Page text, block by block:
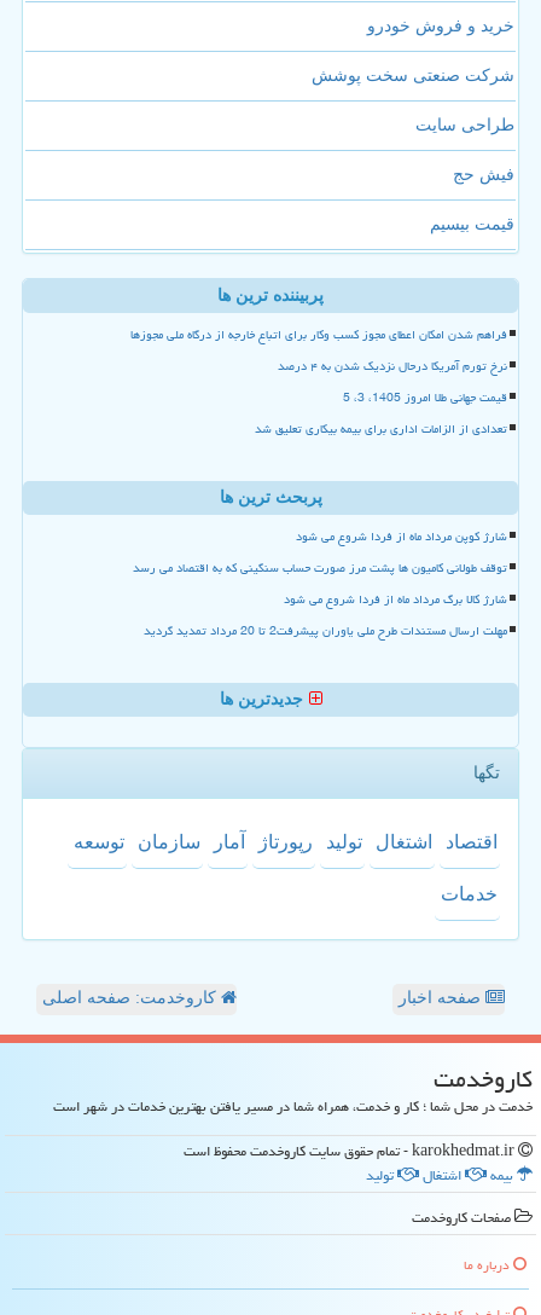
خرید و فروش خودرو
شرکت صنعتی سخت پوشش
طراحی سایت
فیش حج
قیمت بیسیم
پربیننده ترین ها
فراهم شدن امکان اعطای مجوز کسب وکار برای اتباع خارجه از درگاه ملی مجوزها
نرخ تورم آمریکا درحال نزدیک شدن به ۴ درصد
قیمت جهانی طلا امروز 1405، 3، 5
تعدادی از الزامات اداری برای بیمه بیکاری تعلیق شد
پربحث ترین ها
شارژ کوپن مرداد ماه از فردا شروع می شود
توقف طولانی کامیون ها پشت مرز صورت حساب سنگینی که به اقتصاد می رسد
شارژ کالا برگ مرداد ماه از فردا شروع می شود
مهلت ارسال مستندات طرح ملی یاوران پیشرفت2 تا 20 مرداد تمدید گردید
جدیدترین ها
تگها
اقتصاد اشتغال تولید رپورتاژ آمار سازمان توسعه
خدمات
صفحه اخبار کاروخدمت: صفحه اصلی
كاروخدمت
خدمت در محل شما ؛ کار و خدمت، همراه شما در مسیر یافتن بهترین خدمات در شهر است
بیمه
اشتغال
تولید
صفحات كاروخدمت
درباره ما